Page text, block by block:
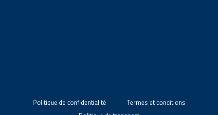
Politique de confidentialité
Termes et conditions